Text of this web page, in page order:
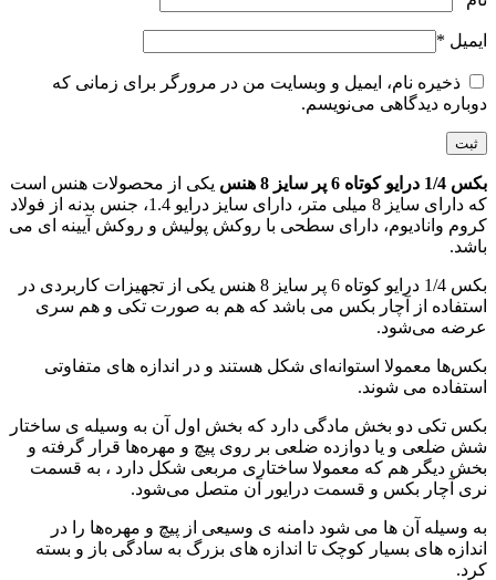
ایمیل *
ذخیره نام، ایمیل و وبسایت من در مرورگر برای زمانی که
دوباره دیدگاهی می‌نویسم.
بکس 1/4 درایو کوتاه 6 پر سایز 8 هنس
یکی از محصولات هنس است
که دارای سایز 8 میلی متر، دارای سایز درایو 1.4، جنس بدنه از فولاد
کروم وانادیوم، دارای سطحی با روکش پولیش و روکش آیینه ای می
باشد.
بکس 1/4 درایو کوتاه 6 پر سایز 8 هنس یکی از تجهیزات کاربردی در
استفاده از آچار بکس می باشد که هم به صورت تکی و هم سری
عرضه می‌شود.
بکس‌ها معمولا استوانه‌ای شکل هستند و در اندازه های متفاوتی
استفاده می‌ شوند.
بکس‌ تکی دو بخش مادگی دارد که بخش اول آن به وسیله ی ساختار
شش ضلعی و یا دوازده ضلعی بر روی پیچ و مهره‌ها قرار گرفته و
بخش دیگر هم که معمولا ساختاری مربعی شکل دارد ، به قسمت
نری آچار بکس و قسمت درایور آن متصل می‌شود.
به وسیله آن ها می شود دامنه ی وسیعی از پیچ و مهره‌ها را در
اندازه های بسیار کوچک تا اندازه های بزرگ به سادگی باز و بسته
کرد.